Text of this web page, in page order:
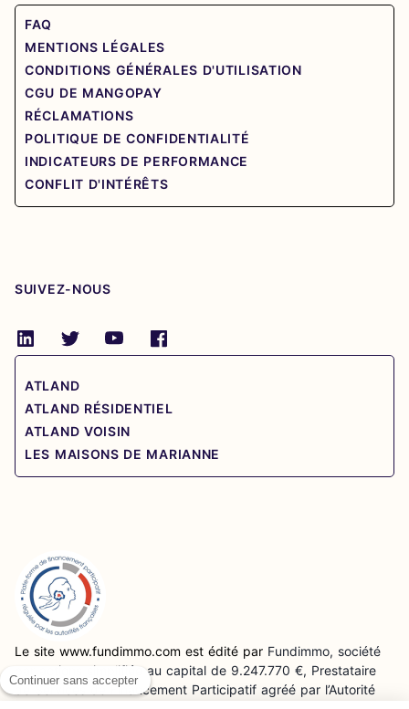
FAQ
MENTIONS LÉGALES
CONDITIONS GÉNÉRALES D'UTILISATION
CGU DE MANGOPAY
RÉCLAMATIONS
POLITIQUE DE CONFIDENTIALITÉ
INDICATEURS DE PERFORMANCE
CONFLIT D'INTÉRÊTS
SUIVEZ-NOUS
ATLAND
ATLAND RÉSIDENTIEL
ATLAND VOISIN
LES MAISONS DE MARIANNE
Le site www.fundimmo.com est édité par Fundimmo, société
par actions simplifiée au capital de 9.247.770 €, Prestataire
de Services de Financement Participatif agréé par l’Autorité
Continuer sans accepter